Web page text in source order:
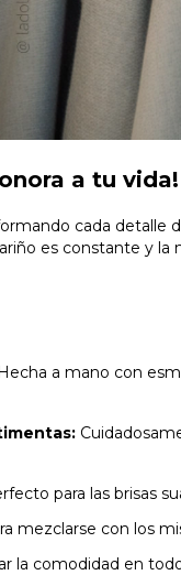
a tu vida!
cada detalle
es constante y la
a mano con
para las brisas
mezclarse con los
la comodidad en